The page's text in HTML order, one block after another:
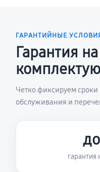
ГАРАНТИЙНЫЕ
Гарантия
Четко фиксируем сроки
обслуживания и
гарантия